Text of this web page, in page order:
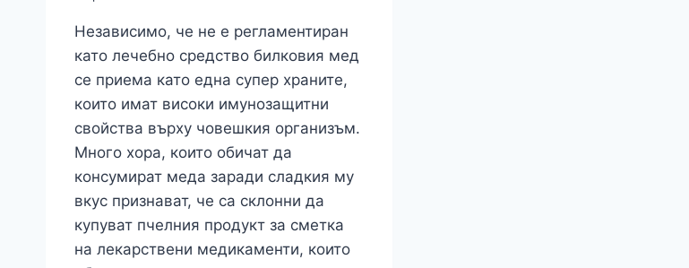
Независимо, че не е регламентиран
като лечебно средство билковия мед
се приема като една супер храните,
които имат високи имунозащитни
свойства върху човешкия организъм.
Много хора, които обичат да
консумират меда заради сладкия му
вкус признават, че са склонни да
купуват пчелния продукт за сметка
на лекарствени медикаменти, които